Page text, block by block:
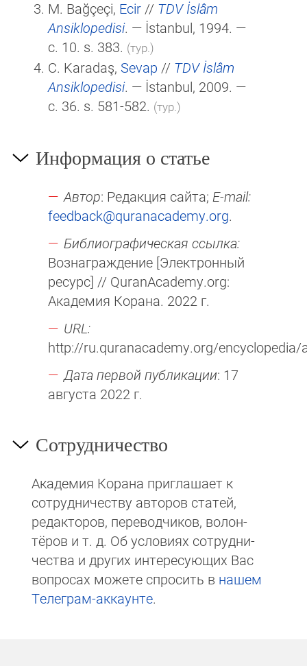
M. Bağçeçi, Ecir // TDV İslâm
Ansiklopedisi. — İstanbul, 1994. —
c. 10. s. 383. (тур.)
C. Karadaş, Sevap // TDV İslâm
Ansiklopedisi. — İstanbul, 2009. —
c. 36. s. 581-582. (тур.)
Информация о статье
Автор: Редакция сайта; E-mail:
feedback@quranacademy.org.
Библиографическая ссылка:
Вознаграждение [Электронный
ресурс] // QuranAcademy.org:
Академия Корана. 2022 г.
URL:
http://ru.quranacademy.org/encyclopedia/
Дата первой публикации: 17
августа 2022 г.
Сотрудничество
Академия Корана при­гла­ша­ет к
сотруд­ни­чест­ву авторов статей,
редакто­ров, пере­вод­чи­ков, волон­
тёров и т. д. Об ус­ло­виях сотрудни­
чест­ва и других интере­сую­щих Вас
вопросах мо­же­те спросить в на­шем
Те­ле­грам-ак­каунте.